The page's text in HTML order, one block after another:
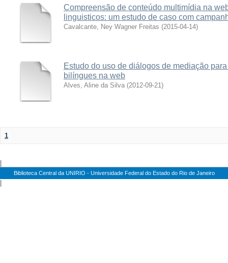
Compreensão de conteúdo multimídia na
linguisticos: um estudo de caso com
Cavalcante, Ney Wagner Freitas (2015-04-14)
Estudo do uso de diálogos de mediação
bilíngues na web
Alves, Aline da Silva (2012-09-21)
1
Biblioteca Central da UNIRIO - Universidade Federal do Estado do Rio de Janeiro